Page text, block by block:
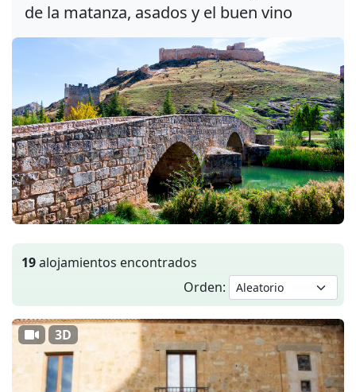
de la matanza, asados y el buen vino
19alojamientos encontrados
Orden:
3D